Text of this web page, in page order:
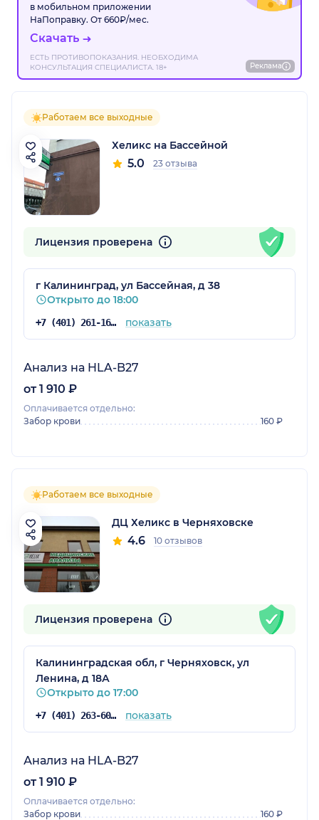
в мобильном приложении
НаПоправку. От 660₽/мес.
Скачать
ЕСТЬ ПРОТИВОПОКАЗАНИЯ. НЕОБХОДИМА
КОНСУЛЬТАЦИЯ СПЕЦИАЛИСТА. 18+
Реклама
Работаем все выходные
Хеликс на Бассейной
5.0 23 отзыва
Лицензия проверена
г Калининград, ул Бассейная, д 38
Открыто до 18:00
+7 (401) 261-16-55 показать
Анализ на HLA-B27
от 1 910 ₽
Оплачивается отдельно:
Забор крови
160 ₽
Работаем все выходные
ДЦ Хеликс в Черняховске
4.6 10 отзывов
Лицензия проверена
Калининградская обл, г Черняховск, ул
Ленина, д 18А
Открыто до 17:00
+7 (401) 263-60-08 показать
Анализ на HLA-B27
от 1 910 ₽
Оплачивается отдельно:
Забор крови
160 ₽